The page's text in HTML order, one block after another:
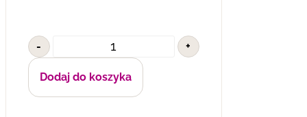
- +
Dodaj do koszyka